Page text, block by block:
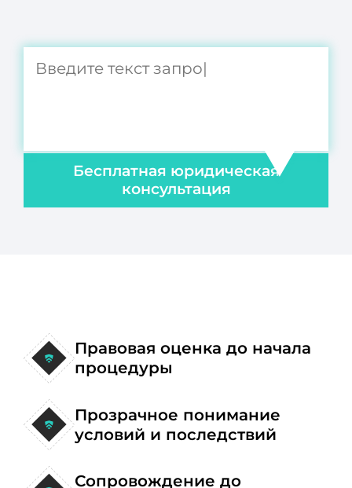
Бесплатная юридическая
консультация
Правовая оценка до начала
процедуры
Прозрачное понимание
условий и последствий
Сопровождение до